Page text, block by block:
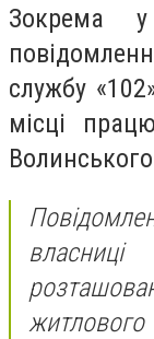
Зокрема
службу
місці
Волинського
житлового